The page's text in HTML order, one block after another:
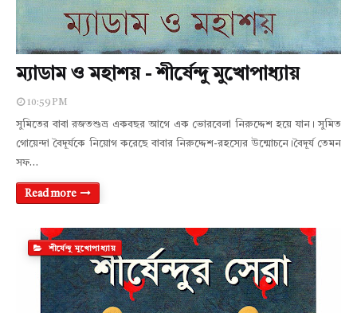
ম্যাডাম ও মহাশয় - শীর্ষেন্দু মুখোপাধ্যায়
10:59 PM
সুমিতের বাবা রজতশুভ্র একবছর আগে এক ভোরবেলা নিরুদ্দেশ হয়ে যান। সুমিত
গোয়েন্দা বৈদূর্যকে নিয়োগ করেছে বাবার নিরুদ্দেশ-রহস্যের উন্মোচনে।বৈদূর্য তেমন
সফ…
Read more
শীর্ষেন্দু মুখোপাধ্যায়